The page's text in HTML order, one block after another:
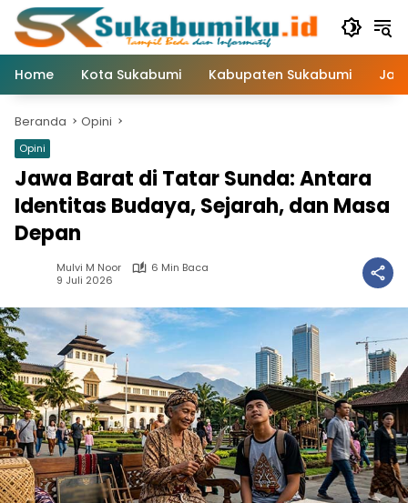
Langsung
konten
Home
Kota Sukabumi Kabupaten Sukabumi
Beranda Opini
Opini
Jawa Barat di Tatar Sunda: Antara
Identitas Budaya, Sejarah, dan Masa
Depan
Mulvi M Noor
6 Min Baca
9 Juli 2026